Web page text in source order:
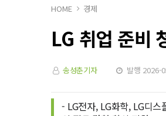
HOME 경제
LG 취업 준비
송성춘기자 발행 2026-
- LG전자, LG화학, LG디